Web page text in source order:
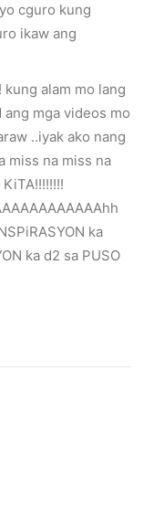
cguro kung
ikaw ang
kung alam mo lang
mga videos mo
..iyak ako nang
miss na miss na
ka
ka d2 sa PUSO